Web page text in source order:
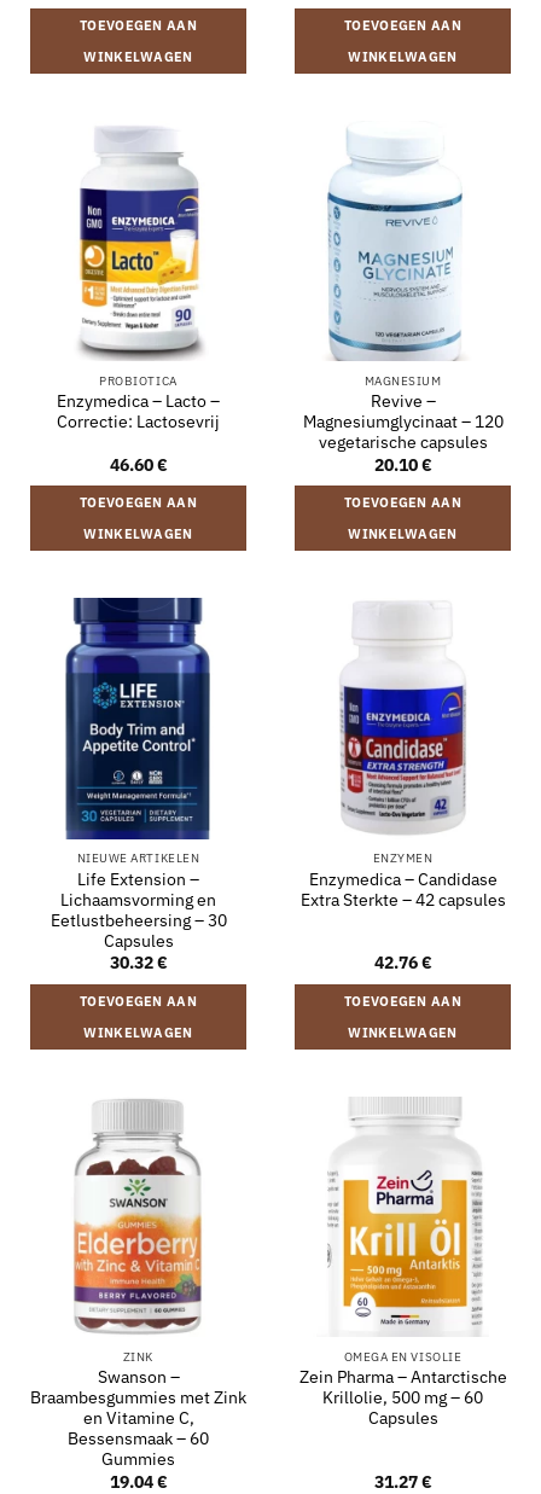
TOEVOEGEN AAN
WINKELWAGEN
TOEVOEGEN AAN
WINKELWAGEN
PROBIOTICA
Enzymedica – Lacto –
Correctie: Lactosevrij
46.60€
TOEVOEGEN AAN
WINKELWAGEN
MAGNESIUM
Revive –
Magnesiumglycinaat – 120
vegetarische capsules
20.10€
TOEVOEGEN AAN
WINKELWAGEN
NIEUWE ARTIKELEN
Life Extension –
Lichaamsvorming en
Eetlustbeheersing – 30
Capsules
30.32€
TOEVOEGEN AAN
WINKELWAGEN
ENZYMEN
Enzymedica – Candidase
Extra Sterkte – 42 capsules
42.76€
TOEVOEGEN AAN
WINKELWAGEN
ZINK
Swanson –
Braambesgummies met Zink
en Vitamine C,
Bessensmaak – 60
Gummies
19.04€
OMEGA EN VISOLIE
Zein Pharma – Antarctische
Krillolie, 500 mg – 60
Capsules
31.27€